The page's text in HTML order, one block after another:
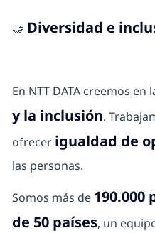
🤝 Diversidad e
En NTT DATA creemos en
y la inclusión.
ofrecer igualdad de
las personas.
Somos más de 190.000
de 50 países, un